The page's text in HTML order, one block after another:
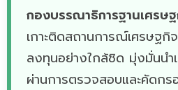
กองบรรณาธิการฐานเศรษ
เกาะติดสถานการณ์เศรษฐกิ
ลงทุนอย่างใกล้ชิด มุ่งมั่นนำ
ผ่านการตรวจสอบและคัดก